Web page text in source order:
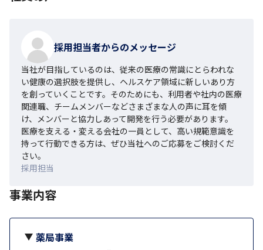
採用担当者からのメッセージ
当社が目指しているのは、従来の医療の常識にとらわれな
い健康の選択肢を提供し、ヘルスケア領域に新しいあり方
を創っていくことです。そのためにも、利用者や社内の医療
関連職、チームメンバーなどさまざまな人の声に耳を傾
け、メンバーと協力しあって開発を行う必要があります。
医療を支える・変える会社の一員として、高い規範意識を
持って行動できる方は、ぜひ当社へのご応募をご検討くだ
さい。
採用担当
事業内容
薬局事業